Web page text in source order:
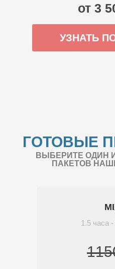
от 3
УЗНАТЬ
ГОТОВЫЕ
ВЫБЕРИТЕ ОДИН
ПАКЕТОВ
1.5 часа